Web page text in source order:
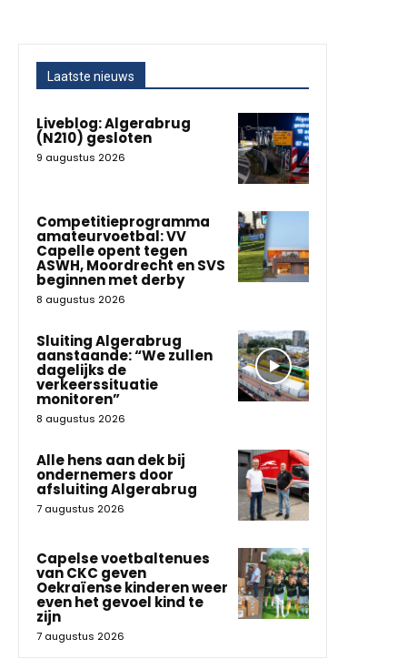
Laatste nieuws
Liveblog: Algerabrug
(N210) gesloten
9 augustus 2026
Competitieprogramma
amateurvoetbal: VV
Capelle opent tegen
ASWH, Moordrecht en SVS
beginnen met derby
8 augustus 2026
Sluiting Algerabrug
aanstaande: “We zullen
dagelijks de
verkeerssituatie
monitoren”
8 augustus 2026
Alle hens aan dek bij
ondernemers door
afsluiting Algerabrug
7 augustus 2026
Capelse voetbaltenues
van CKC geven
Oekraïense kinderen weer
even het gevoel kind te
zijn
7 augustus 2026